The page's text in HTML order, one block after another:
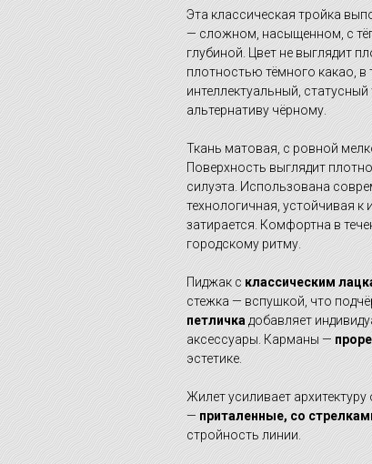
Эта классическая тройка
— сложном, насыщенном, с
глубиной. Цвет не выглядит
плотностью тёмного какао, в
интеллектуальный,
альтернативу чёрному.
Ткань матовая, с ровной
Поверхность выглядит
силуэта. Использована
технологичная, устойчивая к
затирается. Комфортна в
городскому ритму.
Пиджак с классическим
стежка — вспушкой, что
петличкадобавляет
аксессуары. Карманы —
эстетике.
Жилет усиливает
— приталенные, со
стройность линии.